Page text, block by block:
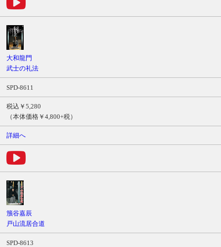
大和龍門
武士の礼法
SPD-8611
税込￥5,280
（本体価格￥4,800+税）
詳細へ
籏谷嘉辰
戸山流居合道
SPD-8613